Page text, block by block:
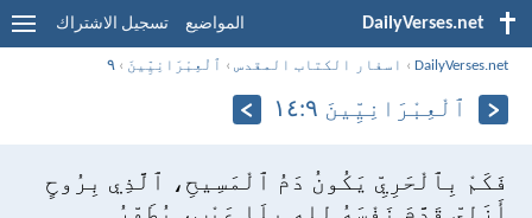
DailyVerses.net المواضيع تسجيل الاشتراك
DailyVerses.net
› اسفار الكتاب المقدس › ٱلْعِبْرَانِيِّينَ ›٩
ٱلْعِبْرَانِيِّينَ ٩:‏١٤
فَكَمْ بِٱلْحَرِيِّ يَكُونُ دَمُ ٱلْمَسِيحِ، ٱلَّذِي بِرُوحٍ